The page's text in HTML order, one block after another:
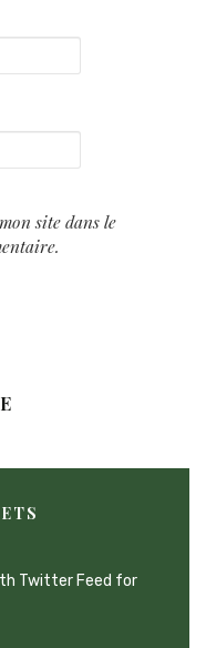
site dans le
Twitter Feed for